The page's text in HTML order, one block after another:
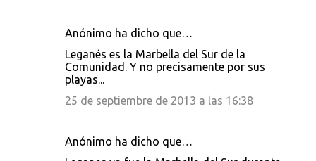
Anónimo ha dicho que…
Leganés es la Marbella del Sur de la
Comunidad. Y no precisamente por sus
playas...
25 de septiembre de 2013 a las 16:38
Anónimo ha dicho que…